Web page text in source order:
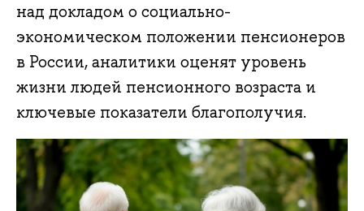
над докладом о социально-
экономическом положении пенсионеров
в России, аналитики оценят уровень
жизни людей пенсионного возраста и
ключевые показатели благополучия.